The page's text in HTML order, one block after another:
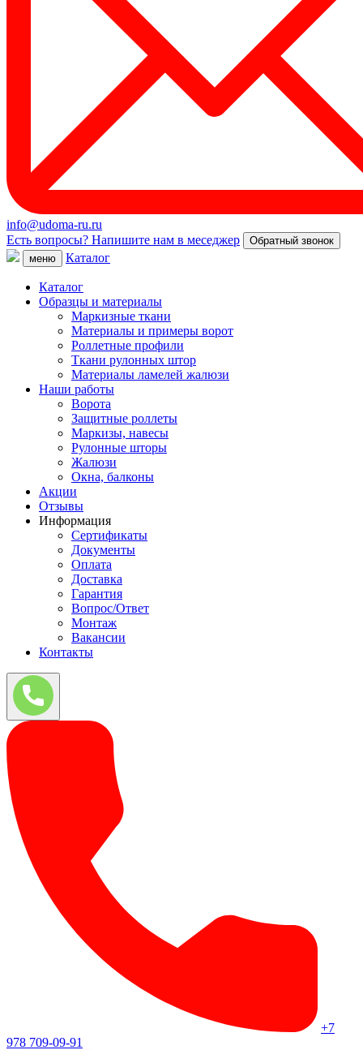
info@udoma-ru.ru
Есть вопросы? Напишите нам в меседжер
Обратный звонок
меню
Каталог
Каталог
Образцы и материалы
Маркизные ткани
Материалы и примеры ворот
Роллетные профили
Ткани рулонных штор
Материалы ламелей жалюзи
Наши работы
Ворота
Защитные роллеты
Маркизы, навесы
Рулонные шторы
Жалюзи
Окна, балконы
Акции
Отзывы
Информация
Сертификаты
Документы
Оплата
Доставка
Гарантия
Вопрос/Ответ
Монтаж
Вакансии
Контакты
+7
978 709-09-91